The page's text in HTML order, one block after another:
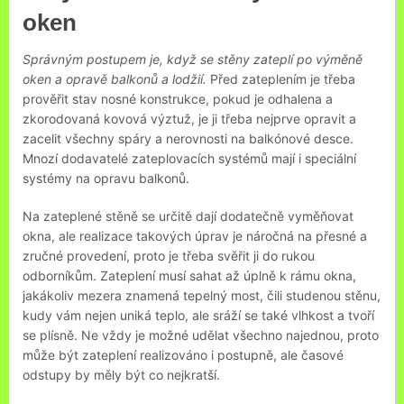
oken
Správným postupem je, když se stěny zateplí po výměně
oken a opravě balkonů a lodžií. Před zateplením je třeba
prověřit stav nosné konstrukce, pokud je odhalena a
zkorodovaná kovová výztuž, je ji třeba nejprve opravit a
zacelit všechny spáry a nerovnosti na balkónové desce.
Mnozí dodavatelé zateplovacích systémů mají i speciální
systémy na opravu balkonů.
Na zateplené stěně se určitě dají dodatečně vyměňovat
okna, ale realizace takových úprav je náročná na přesné a
zručné provedení, proto je třeba svěřit ji do rukou
odborníkům. Zateplení musí sahat až úplně k rámu okna,
jakákoliv mezera znamená tepelný most, čili studenou stěnu,
kudy vám nejen uniká teplo, ale sráží se také vlhkost a tvoří
se plísně. Ne vždy je možné udělat všechno najednou, proto
může být zateplení realizováno i postupně, ale časové
odstupy by měly být co nejkratší.